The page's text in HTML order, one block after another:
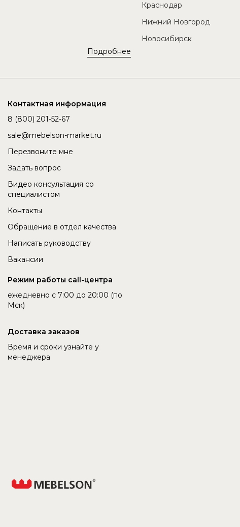
Подробнее
Краснодар
Нижний Новгород
Новосибирск
Контактная информация
8 (800) 201-52-67
sale@mebelson-market.ru
Перезвоните мне
Задать вопрос
Видео консультация со
специалистом
Контакты
Обращение в отдел качества
Написать руководству
Вакансии
Режим работы call-центра
ежедневно с 7:00 до 20:00 (по
Мск)
Доставка заказов
Время и сроки узнайте у
менеджера